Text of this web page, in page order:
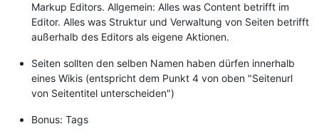
Markup Editors. Allgemein: Alles was Content betrifft im
Editor. Alles was Struktur und Verwaltung von Seiten betrifft
außerhalb des Editors als eigene Aktionen.
Seiten sollten den selben Namen haben dürfen innerhalb
eines Wikis (entspricht dem Punkt 4 von oben "Seitenurl
von Seitentitel unterscheiden")
Bonus: Tags